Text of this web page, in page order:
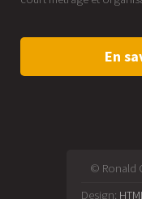
En
© Ronald
Design: